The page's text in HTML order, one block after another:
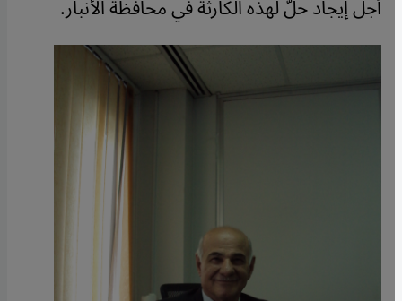
أجل إيجاد حلّ لهذه الكارثة في محافظة الأنبار.